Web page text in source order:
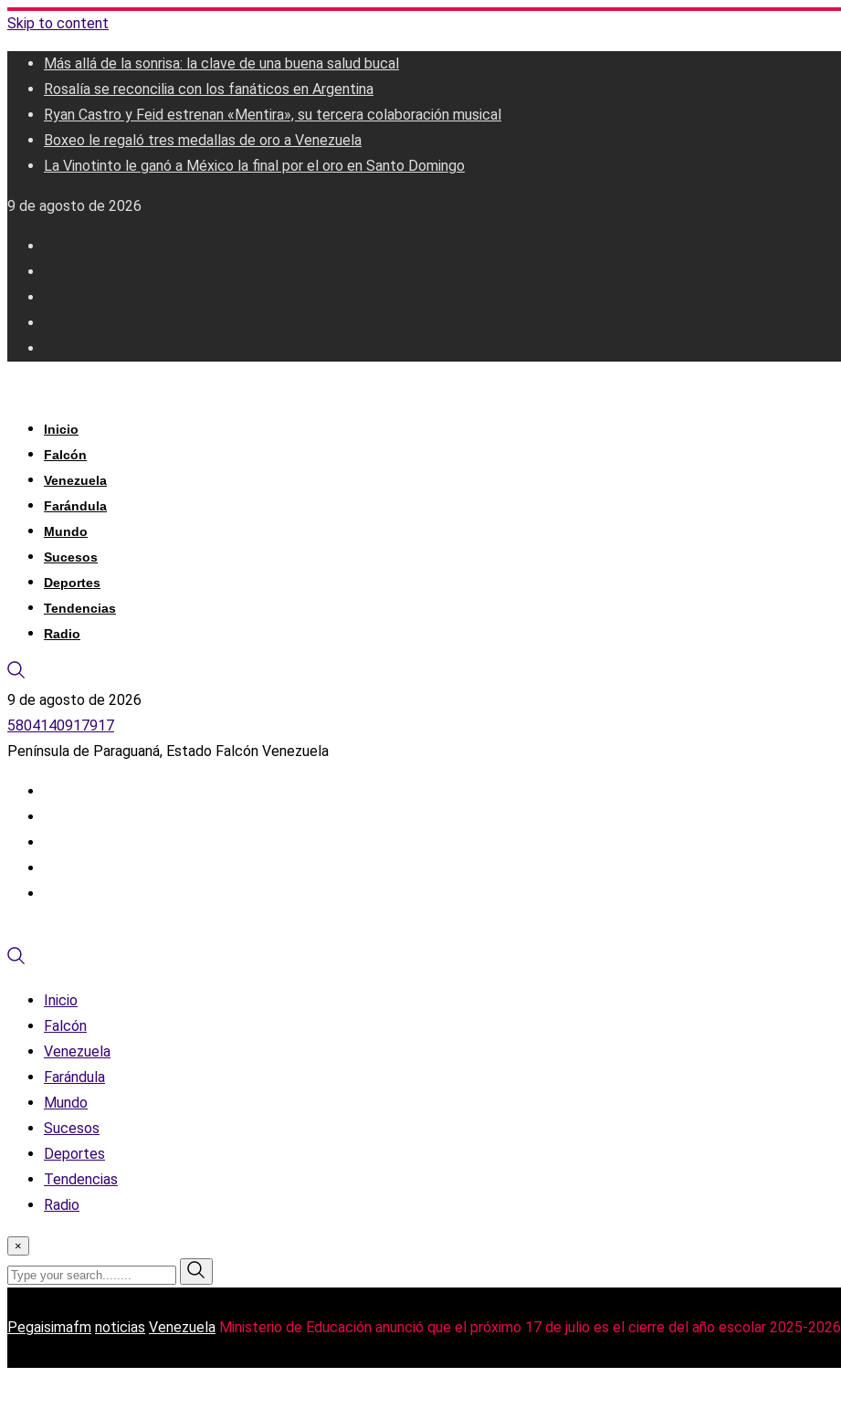
Skip to content
Más allá de la sonrisa: la clave de una buena salud bucal
Rosalía se reconcilia con los fanáticos en Argentina
Ryan Castro y Feid estrenan «Mentira», su tercera colaboración musical
Boxeo le regaló tres medallas de oro a Venezuela
La Vinotinto le ganó a México la final por el oro en Santo Domingo
9 de agosto de 2026
Inicio
Falcón
Venezuela
Farándula
Mundo
Sucesos
Deportes
Tendencias
Radio
9 de agosto de 2026
5804140917917
Península de Paraguaná, Estado Falcón Venezuela
Inicio
Falcón
Venezuela
Farándula
Mundo
Sucesos
Deportes
Tendencias
Radio
×
Pegaisimafm noticias Venezuela Ministerio de Educación anunció que el próximo 17 de julio es el cierre del año escolar 2025-2026